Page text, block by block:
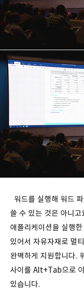
워드를 실행해 워드
쓸 수 있는 것은 아니
애플리케이션을 실행
있어서 자유자재로 멀
완벽하게 지원합니다.
사이를 Alt+Tab으로
있습니다.